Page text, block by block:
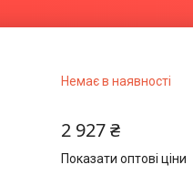
Немає в наявності
2 927 ₴
Показати оптові ціни